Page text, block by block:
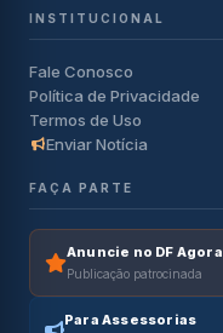
INSTITUCIONAL
Fale Conosco
Política de Privacidade
Termos de Uso
Enviar Notícia
FAÇA PARTE
Anuncie no DF Agora
Publicação patrocinada
Para Assessorias